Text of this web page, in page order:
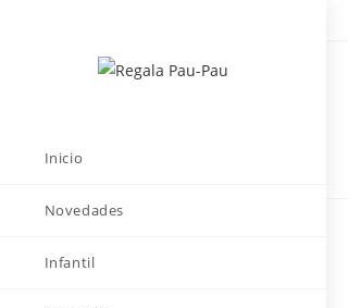
Inicio
Novedades
Infantil